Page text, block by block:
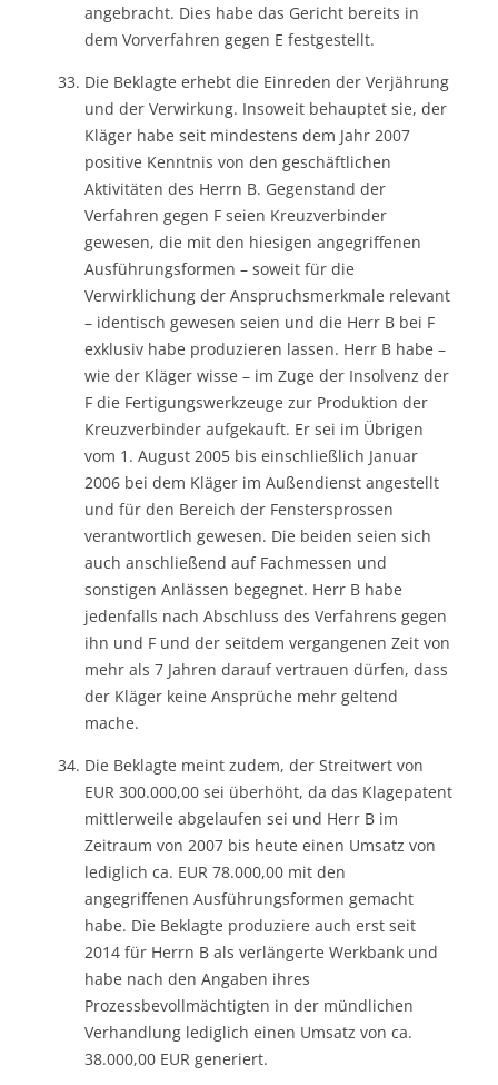
angebracht. Dies habe das Gericht bereits in
dem Vorverfahren gegen E festgestellt.
Die Beklagte erhebt die Einreden der Verjährung
und der Verwirkung. Insoweit behauptet sie, der
Kläger habe seit mindestens dem Jahr 2007
positive Kenntnis von den geschäftlichen
Aktivitäten des Herrn B. Gegenstand der
Verfahren gegen F seien Kreuzverbinder
gewesen, die mit den hiesigen angegriffenen
Ausführungsformen – soweit für die
Verwirklichung der Anspruchsmerkmale relevant
– identisch gewesen seien und die Herr B bei F
exklusiv habe produzieren lassen. Herr B habe –
wie der Kläger wisse – im Zuge der Insolvenz der
F die Fertigungswerkzeuge zur Produktion der
Kreuzverbinder aufgekauft. Er sei im Übrigen
vom 1. August 2005 bis einschließlich Januar
2006 bei dem Kläger im Außendienst angestellt
und für den Bereich der Fenstersprossen
verantwortlich gewesen. Die beiden seien sich
auch anschließend auf Fachmessen und
sonstigen Anlässen begegnet. Herr B habe
jedenfalls nach Abschluss des Verfahrens gegen
ihn und F und der seitdem vergangenen Zeit von
mehr als 7 Jahren darauf vertrauen dürfen, dass
der Kläger keine Ansprüche mehr geltend
mache.
Die Beklagte meint zudem, der Streitwert von
EUR 300.000,00 sei überhöht, da das Klagepatent
mittlerweile abgelaufen sei und Herr B im
Zeitraum von 2007 bis heute einen Umsatz von
lediglich ca. EUR 78.000,00 mit den
angegriffenen Ausführungsformen gemacht
habe. Die Beklagte produziere auch erst seit
2014 für Herrn B als verlängerte Werkbank und
habe nach den Angaben ihres
Prozessbevollmächtigten in der mündlichen
Verhandlung lediglich einen Umsatz von ca.
38.000,00 EUR generiert.